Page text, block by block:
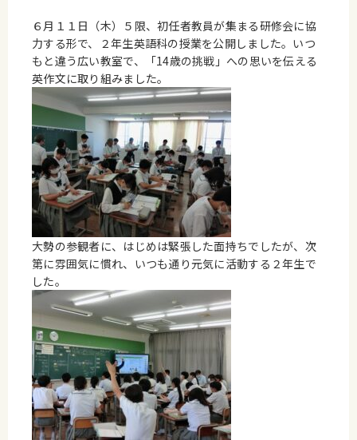
６月１１日（木）５限、初任者教員が集まる研修会に協
力する形で、２年生英語科の授業を公開しました。いつ
もと違う広い教室で、「14歳の挑戦」への思いを伝える
英作文に取り組みました。
大勢の参観者に、はじめは緊張した面持ちでしたが、次
第に雰囲気に慣れ、いつも通り元気に活動する２年生で
した。